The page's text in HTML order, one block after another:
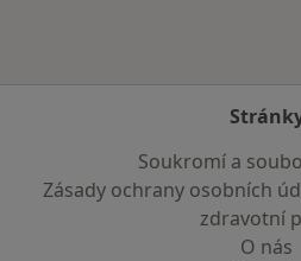
Soukromí a
Zásady ochrany osobních
zdravotní
O nás